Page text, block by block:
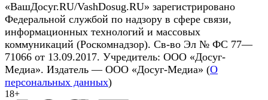
«ВашДосуг.RU/VashDosug.RU» зарегистрировано
Федеральной службой по надзору в сфере связи,
информационных технологий и массовых
коммуникаций (Роскомнадзор). Св-во Эл № ФС 77—
71066 от 13.09.2017. Учредитель: ООО «Досуг-
Медиа». Издатель — ООО «Досуг-Медиа» (О
персональных данных)
18+